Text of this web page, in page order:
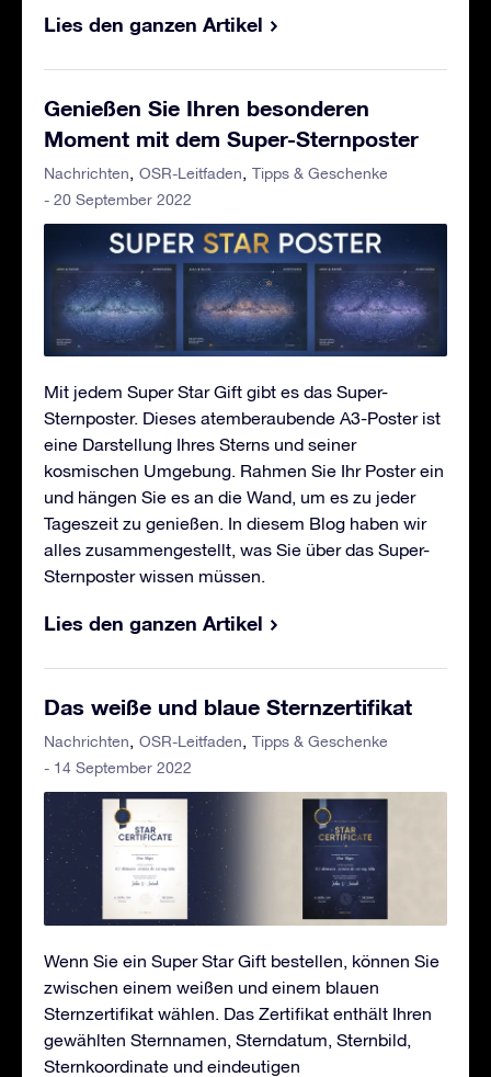
Lies den ganzen Artikel
Genießen Sie Ihren besonderen
Moment mit dem Super-Sternposter
Nachrichten OSR-Leitfaden
Tipps & Geschenke
- 20 September 2022
Mit jedem Super Star Gift gibt es das Super-
Sternposter. Dieses atemberaubende A3-Poster ist
eine Darstellung Ihres Sterns und seiner
kosmischen Umgebung. Rahmen Sie Ihr Poster ein
und hängen Sie es an die Wand, um es zu jeder
Tageszeit zu genießen. In diesem Blog haben wir
alles zusammengestellt, was Sie über das Super-
Sternposter wissen müssen.
Lies den ganzen Artikel
Das weiße und blaue Sternzertifikat
Nachrichten OSR-Leitfaden
Tipps & Geschenke
- 14 September 2022
Wenn Sie ein Super Star Gift bestellen, können Sie
zwischen einem weißen und einem blauen
Sternzertifikat wählen. Das Zertifikat enthält Ihren
gewählten Sternnamen, Sterndatum, Sternbild,
Sternkoordinate und eindeutigen